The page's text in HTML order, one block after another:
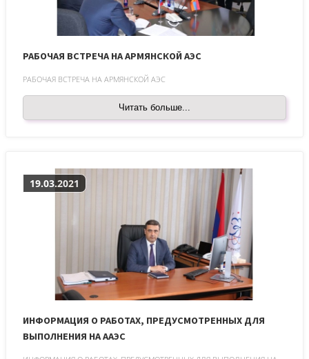
РАБОЧАЯ ВСТРЕЧА НА АРМЯНСКОЙ АЭС
РАБОЧАЯ ВСТРЕЧА НА АРМЯНСКОЙ АЭС
Читать больше...
19.03.2021
ИНФОРМАЦИЯ О РАБОТАХ, ПРЕДУСМОТРЕННЫХ ДЛЯ
ВЫПОЛНЕНИЯ НА ААЭС